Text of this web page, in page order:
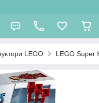
LEGO LEGO Super